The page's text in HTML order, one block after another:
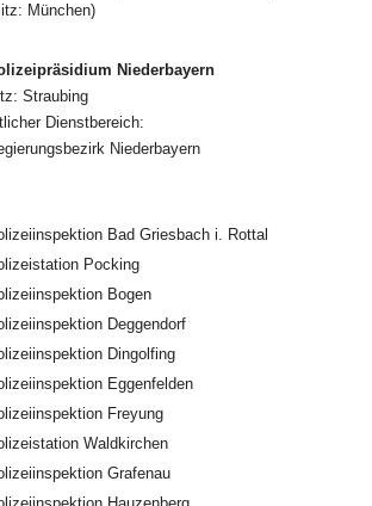
München)
Niederbayern
Straubing
Dienstbereich:
Niederbayern
Bad Griesbach i. Rottal
Pocking
Bogen
Deggendorf
Dingolfing
Eggenfelden
Freyung
Waldkirchen
Grafenau